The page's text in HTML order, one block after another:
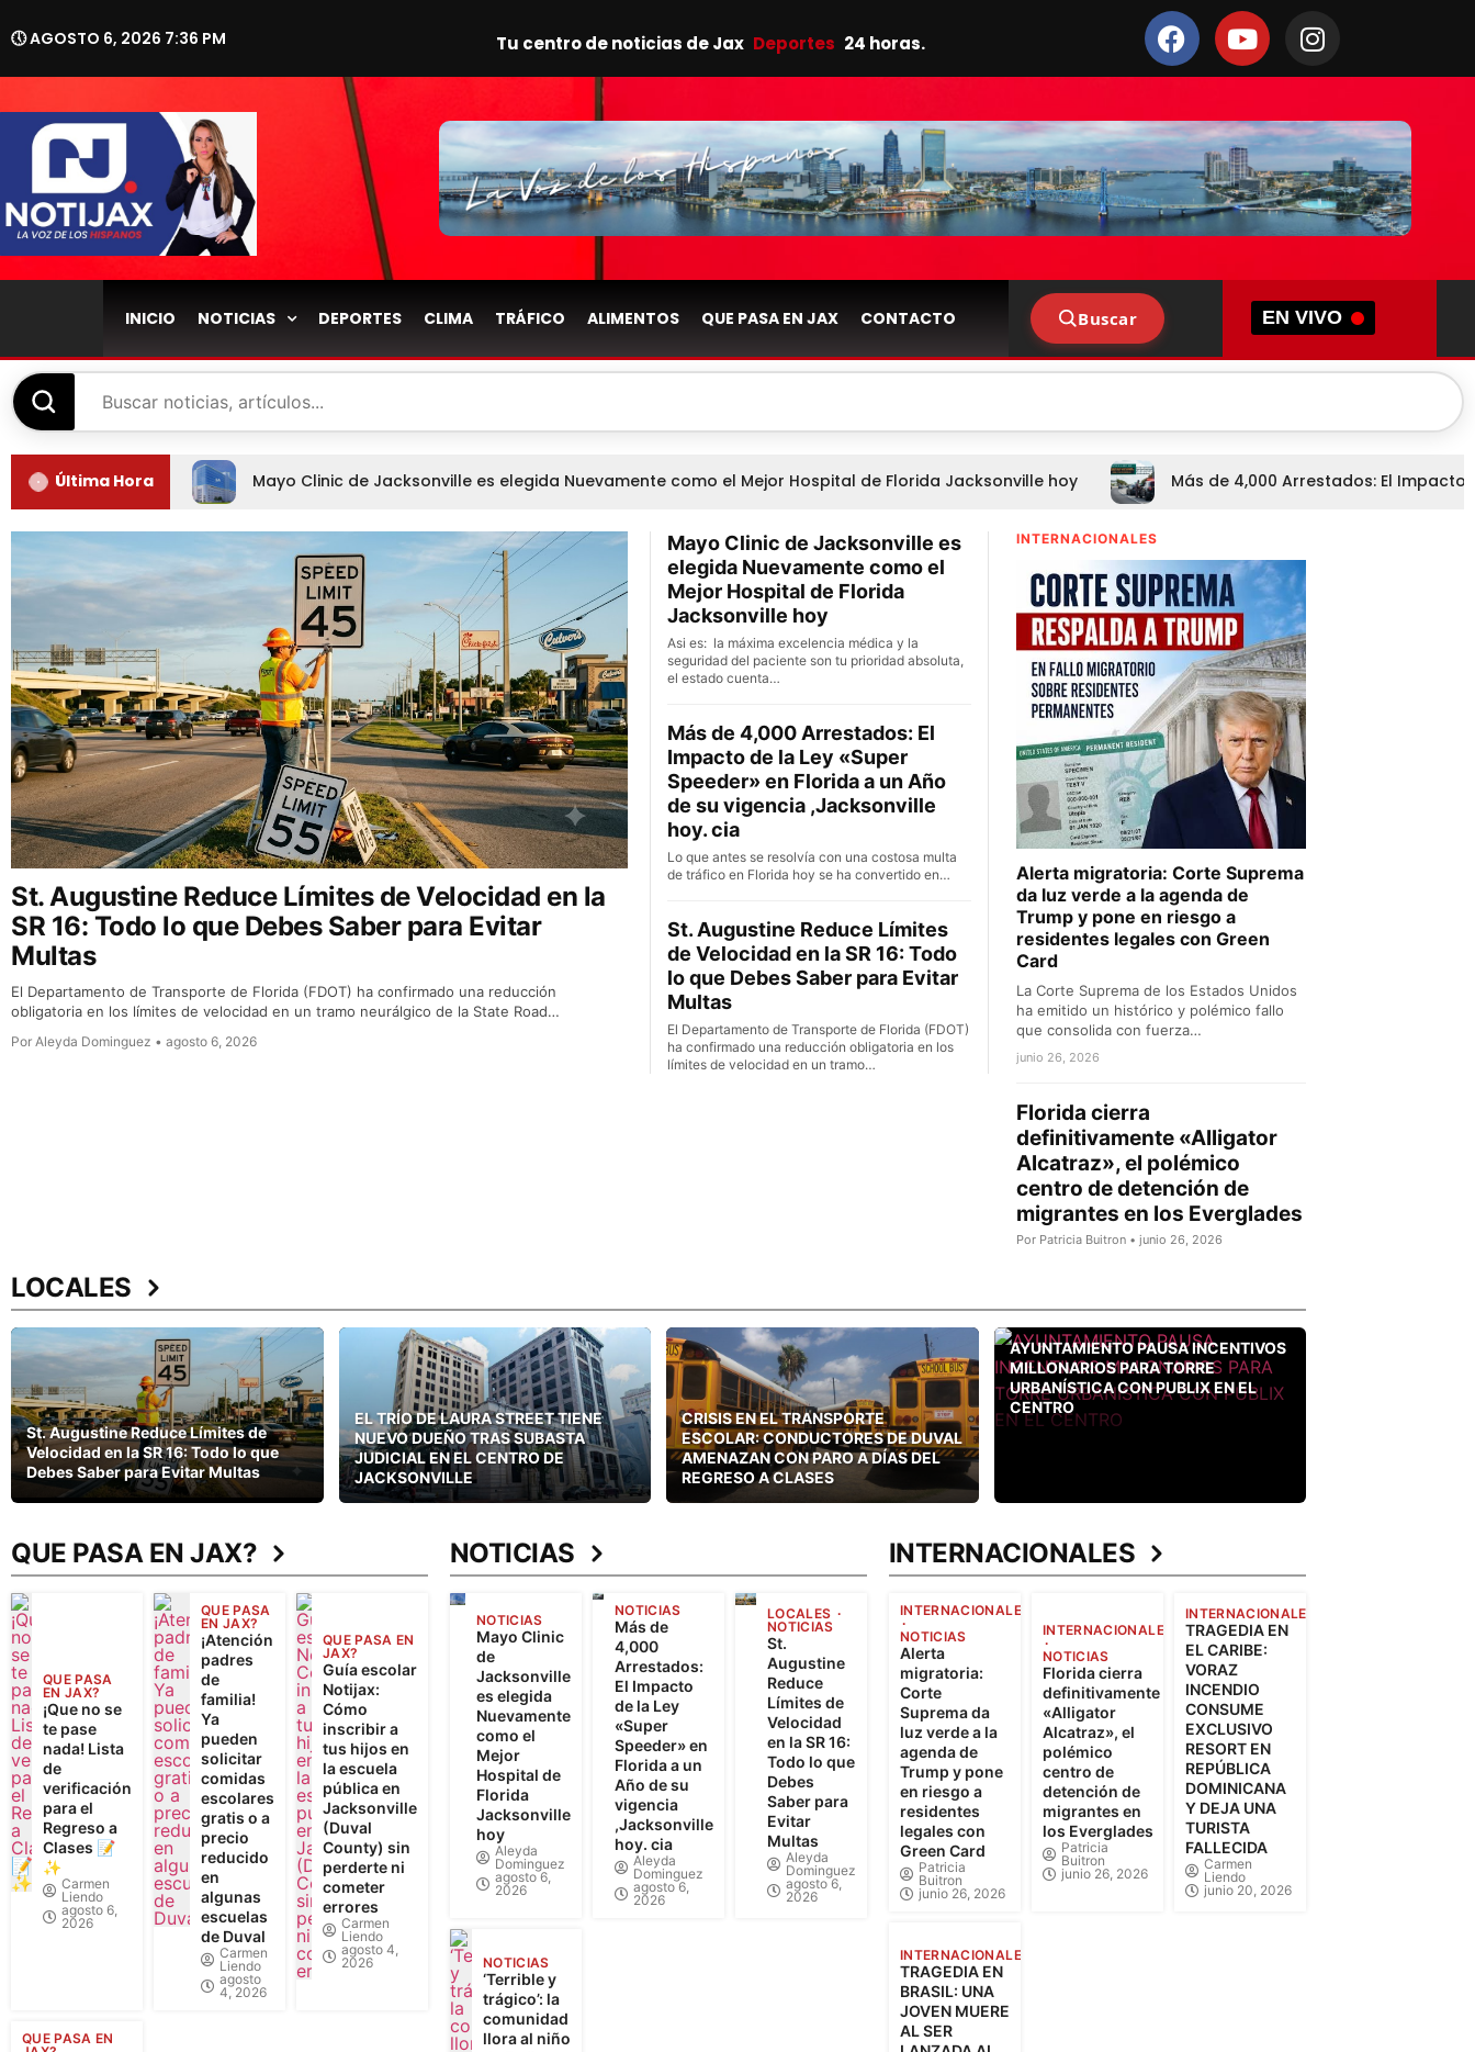
🕔 AGOSTO 6, 2026 7:36 PM Tu centro de noticias de Jax Deportes 24 horas.
INICIO NOTICIAS DEPORTES CLIMA TRÁFICO ALIMENTOS QUE PASA EN JAX CONTACTO Buscar EN VIVO
Última Hora Mayo Clinic de Jacksonville es elegida Nuevamente como el Mejor Hospital de Florida Jacksonville hoy Más de 4,000 Arrestados: El Impacto
St. Augustine Reduce Límites de Velocidad en la
SR 16: Todo lo que Debes Saber para Evitar
Multas
El Departamento de Transporte de Florida (FDOT) ha confirmado una reducción
obligatoria en los límites de velocidad en un tramo neurálgico de la State Road…
Por Aleyda Dominguez • agosto 6, 2026
Mayo Clinic de Jacksonville es
elegida Nuevamente como el
Mejor Hospital de Florida
Jacksonville hoy
Asi es: la máxima excelencia médica y la
seguridad del paciente son tu prioridad absoluta,
el estado cuenta…
Más de 4,000 Arrestados: El
Impacto de la Ley «Super
Speeder» en Florida a un Año
de su vigencia ,Jacksonville
hoy. cia
Lo que antes se resolvía con una costosa multa
de tráfico en Florida hoy se ha convertido en…
St. Augustine Reduce Límites
de Velocidad en la SR 16: Todo
lo que Debes Saber para Evitar
Multas
El Departamento de Transporte de Florida (FDOT)
ha confirmado una reducción obligatoria en los
límites de velocidad en un tramo…
INTERNACIONALES
Alerta migratoria: Corte Suprema
da luz verde a la agenda de
Trump y pone en riesgo a
residentes legales con Green
Card
La Corte Suprema de los Estados Unidos
ha emitido un histórico y polémico fallo
que consolida con fuerza…
junio 26, 2026
Florida cierra
definitivamente «Alligator
Alcatraz», el polémico
centro de detención de
migrantes en los Everglades
Por Patricia Buitron • junio 26, 2026
LOCALES
St. Augustine Reduce Límites de
Velocidad en la SR 16: Todo lo que
Debes Saber para Evitar Multas
EL TRÍO DE LAURA STREET TIENE
NUEVO DUEÑO TRAS SUBASTA
JUDICIAL EN EL CENTRO DE
JACKSONVILLE
CRISIS EN EL TRANSPORTE
ESCOLAR: CONDUCTORES DE DUVAL
AMENAZAN CON PARO A DÍAS DEL
REGRESO A CLASES
AYUNTAMIENTO PAUSA INCENTIVOS
MILLONARIOS PARA TORRE
URBANÍSTICA CON PUBLIX EN EL
CENTRO
QUE PASA EN JAX?
QUE PASA
EN JAX?
¡Que no se
te pase
nada! Lista
de
verificación
para el
Regreso a
Clases 📝
✨
Carmen
Liendo
agosto 6,
2026
QUE PASA
EN JAX?
¡Atención
padres
de
familia!
Ya
pueden
solicitar
comidas
escolares
gratis o a
precio
reducido
en
algunas
escuelas
de Duval
Carmen
Liendo
agosto
4, 2026
QUE PASA EN
JAX?
Guía escolar
Notijax:
Cómo
inscribir a
tus hijos en
la escuela
pública en
Jacksonville
(Duval
County) sin
perderte ni
cometer
errores
Carmen
Liendo
agosto 4,
2026
QUE PASA EN
NOTICIAS
NOTICIAS
Mayo Clinic
de
Jacksonville
es elegida
Nuevamente
como el
Mejor
Hospital de
Florida
Jacksonville
hoy
Aleyda
Dominguez
agosto 6,
2026
NOTICIAS
Más de
4,000
Arrestados:
El Impacto
de la Ley
«Super
Speeder» en
Florida a un
Año de su
vigencia
,Jacksonville
hoy. cia
Aleyda
Dominguez
agosto 6,
2026
LOCALES
NOTICIAS
St.
Augustine
Reduce
Límites de
Velocidad
en la SR 16:
Todo lo que
Debes
Saber para
Evitar
Multas
Aleyda
Dominguez
agosto 6,
2026
NOTICIAS
‘Terrible y
trágico’: la
comunidad
llora al niño
INTERNACIONALES
INTERNACIONALES
NOTICIAS
Alerta
migratoria:
Corte
Suprema da
luz verde a la
agenda de
Trump y pone
en riesgo a
residentes
legales con
Green Card
Patricia
Buitron
junio 26, 2026
INTERNACIONALES
NOTICIAS
Florida cierra
definitivamente
«Alligator
Alcatraz», el
polémico
centro de
detención de
migrantes en
los Everglades
Patricia
Buitron
junio 26, 2026
INTERNACIONALES
TRAGEDIA EN
EL CARIBE:
VORAZ
INCENDIO
CONSUME
EXCLUSIVO
RESORT EN
REPÚBLICA
DOMINICANA
Y DEJA UNA
TURISTA
FALLECIDA
Carmen
Liendo
junio 20, 2026
INTERNACIONALES
TRAGEDIA EN
BRASIL: UNA
JOVEN MUERE
AL SER